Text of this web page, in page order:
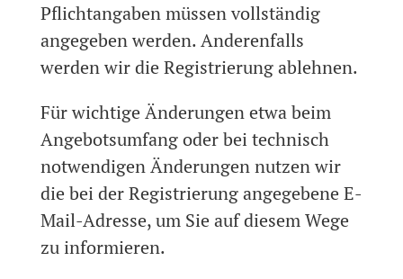
Pflichtangaben müssen vollständig
angegeben werden. Anderenfalls
werden wir die Registrierung ablehnen.
Für wichtige Änderungen etwa beim
Angebotsumfang oder bei technisch
notwendigen Änderungen nutzen wir
die bei der Registrierung angegebene E-
Mail-Adresse, um Sie auf diesem Wege
zu informieren.